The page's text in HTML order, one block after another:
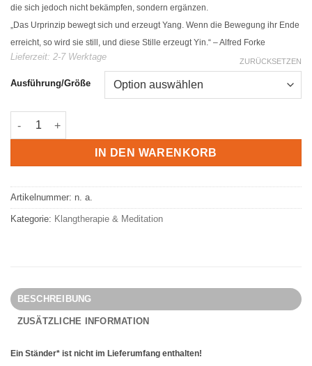
die sich jedoch nicht bekämpfen, sondern ergänzen.
„Das Urprinzip bewegt sich und erzeugt Yang. Wenn die Bewegung ihr Ende
erreicht, so wird sie still, und diese Stille erzeugt Yin.“ – Alfred Forke
Lieferzeit: 2-7 Werktage
Ausführung/Größe
ZURÜCKSETZEN
Sonic Energy Wind Gong - Yin & Yang Menge
IN DEN WARENKORB
Artikelnummer: n. a.
Kategorie: Klangtherapie & Meditation
BESCHREIBUNG
ZUSÄTZLICHE INFORMATION
Ein Ständer* ist nicht im Lieferumfang enthalten!